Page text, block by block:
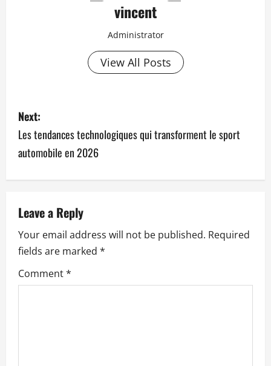
vincent
Administrator
View All Posts
P
o
s
t
n
a
v
i
Next:
Les tendances technologiques qui transforment le sport
automobile en 2026
Leave a Reply
Your email address will not be published. Required
fields are marked *
Comment*